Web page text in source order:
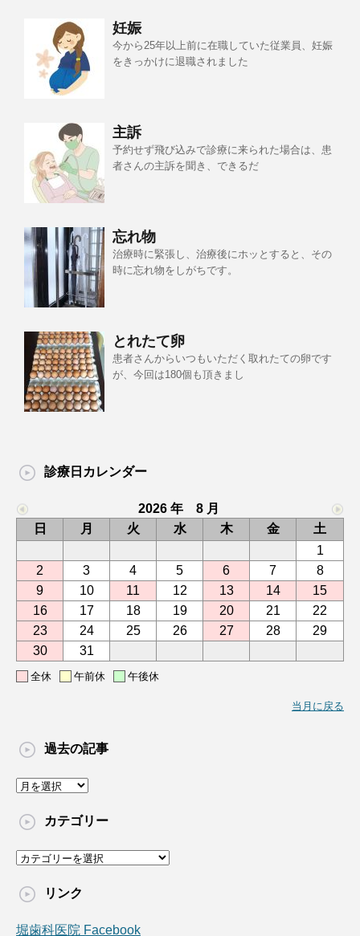
妊娠
今から25年以上前に在職していた従業員、妊娠
をきっかけに退職されました
主訴
予約せず飛び込みで診療に来られた場合は、患
者さんの主訴を聞き、できるだ
忘れ物
治療時に緊張し、治療後にホッとすると、その
時に忘れ物をしがちです。
とれたて卵
患者さんからいつもいただく取れたての卵です
が、今回は180個も頂きまし
診療日カレンダー
2026 年 8 月
日
月 火 水 木 金
土
1
2
3 4 5 6 7
8
9
10 11 12 13 14
15
16
17 18 19 20 21
22
23
24 25 26 27 28
29
30
31
全休 午前休 午後休
当月に戻る
過去の記事
過
の
事
カテゴリー
カ
ゴ
ー
リンク
堀歯科医院 Facebook